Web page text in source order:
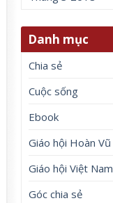
Danh mục
Chia sẻ
Cuộc sống
Ebook
Giáo hội Hoàn Vũ
Giáo hội Việt Nam
Góc chia sẻ